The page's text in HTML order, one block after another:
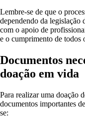
Lembre-se de que o
dependendo da legislação
com o apoio de
e o cumprimento de todos
Documentos
doação em vida
Para realizar uma doação
documentos importantes
se: